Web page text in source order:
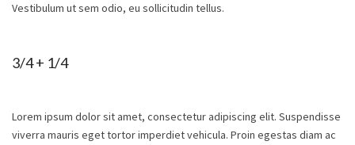
Vestibulum ut sem odio, eu sollicitudin tellus.
3/4 + 1/4
Lorem ipsum dolor sit amet, consectetur adipiscing elit. Suspendisse
viverra mauris eget tortor imperdiet vehicula. Proin egestas diam ac